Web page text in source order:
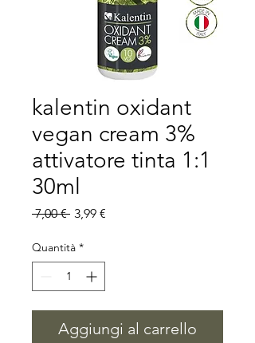
kalentin oxidant
vegan cream 3%
attivatore tinta 1:1
30ml
7,00 € Prezzo
3,99 €
Quantità *
Aggiungi al carrello